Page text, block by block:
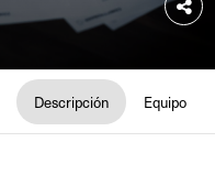
Descripción Equipo